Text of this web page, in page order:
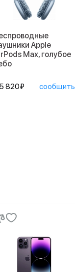
Apple
Max, голубое
820₽ сообщить